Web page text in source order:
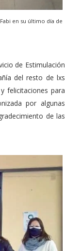
en su último día de
de Estimulación
del resto de lxs
felicitaciones para
por algunas
de las